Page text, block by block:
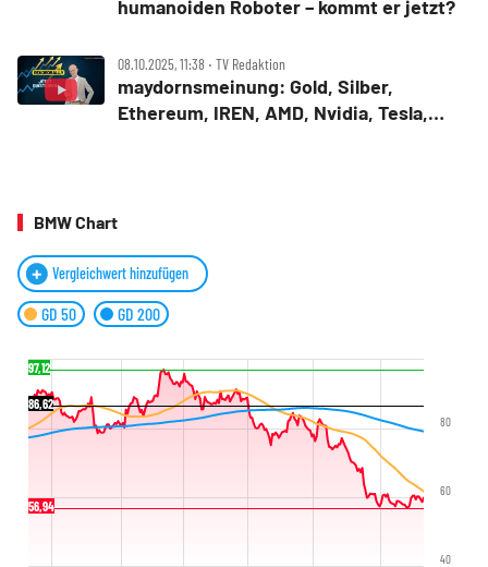
humanoiden Roboter – kommt er jetzt?
08.10.2025, 11:38 ‧ TV Redaktion
maydornsmeinung: Gold, Silber,
Ethereum, IREN, AMD, Nvidia, Tesla,
BMW Chart
Vergleichwert hinzufügen
GD 50 GD 200
40
60
80
86,62
56,94
97,12